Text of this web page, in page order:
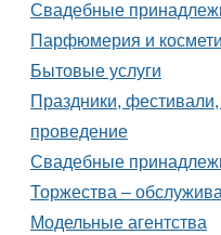
Свадебные
Парфюмерия и
Бытовые услуги
Праздники,
проведение
Свадебные
Торжества –
Модельные агентства